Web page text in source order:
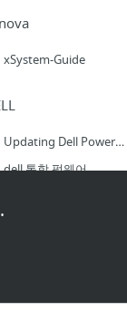
xSystem-Guide
Updating Dell PowerEdge servers via bootable media / ISO
dell 통합 펌웨어